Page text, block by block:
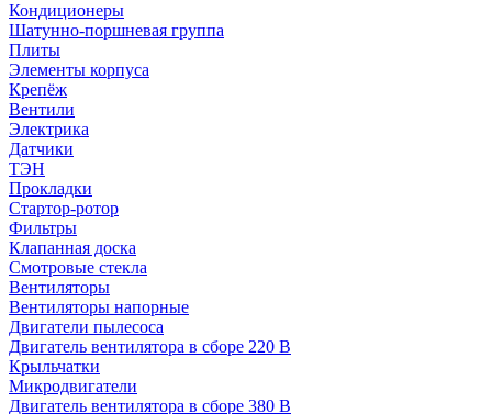
Кондиционеры
Шатунно-поршневая группа
Плиты
Элементы корпуса
Крепёж
Вентили
Электрика
Датчики
ТЭН
Прокладки
Стартор-ротор
Фильтры
Клапанная доска
Смотровые стекла
Вентиляторы
Вентиляторы напорные
Двигатели пылесоса
Двигатель вентилятора в сборе 220 В
Крыльчатки
Микродвигатели
Двигатель вентилятора в сборе 380 В